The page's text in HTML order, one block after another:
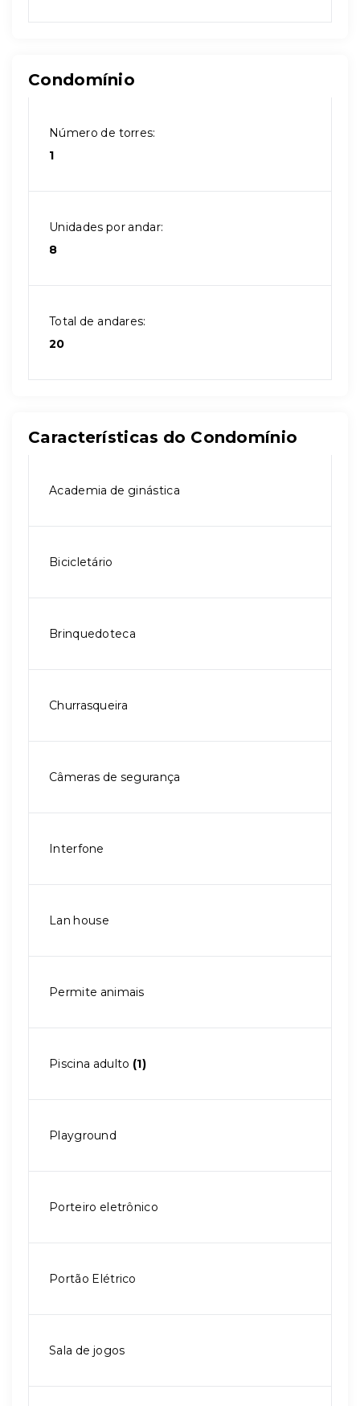
Condomínio
Número de torres:
1
Unidades por andar:
8
Total de andares:
20
Características do Condomínio
Academia de ginástica
Bicicletário
Brinquedoteca
Churrasqueira
Câmeras de segurança
Interfone
Lan house
Permite animais
Piscina adulto (1)
Playground
Porteiro eletrônico
Portão Elétrico
Sala de jogos